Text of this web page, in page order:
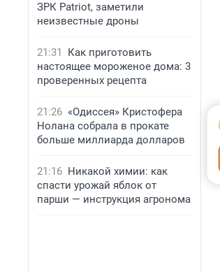
ЗРК Patriot, заметили
неизвестные дроны
21:31
Как приготовить
настоящее мороженое дома: 3
проверенных рецепта
21:26 «Одиссея» Кристофера
Нолана собрала в прокате
больше миллиарда долларов
21:16 Никакой химии: как
спасти урожай яблок от
парши — инструкция агронома